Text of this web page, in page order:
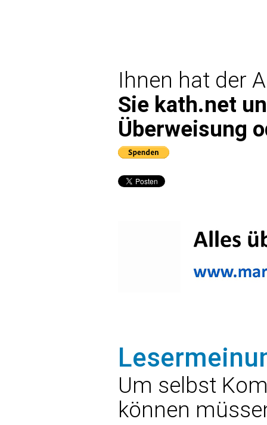
Ihnen hat der
Sie kath.net
Überweisung
Um selbst
können